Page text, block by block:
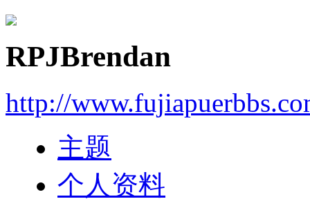
RPJBrendan
http://
主题
个人资料